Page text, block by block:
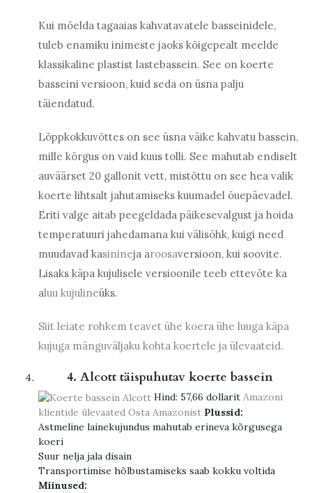
Kui mõelda tagaaias kahvatavatele basseinidele,
tuleb enamiku inimeste jaoks kõigepealt meelde
klassikaline plastist lastebassein. See on koerte
basseini versioon, kuid seda on üsna palju
täiendatud.
Lõppkokkuvõttes on see üsna väike kahvatu bassein,
mille kõrgus on vaid kuus tolli. See mahutab endiselt
auväärset 20 gallonit vett, mistõttu on see hea valik
koerte lihtsalt jahutamiseks kuumadel õuepäevadel.
Eriti valge aitab peegeldada päikesevalgust ja hoida
temperatuuri jahedamana kui välisõhk, kuigi need
muudavad kasinineja aroosaversioon, kui soovite.
Lisaks käpa kujulisele versioonile teeb ettevõte ka
aluu kujulineüks.
Siit leiate rohkem teavet ühe koera ühe luuga käpa
kujuga mänguväljaku kohta koertele ja ülevaateid.
4. Alcott täispuhutav koerte bassein
Hind: 57,66 dollarit Amazoni
klientide ülevaated Osta Amazonist Plussid:
Astmeline lainekujundus mahutab erineva kõrgusega
koeri
Suur nelja jala disain
Transportimise hõlbustamiseks saab kokku voltida
Miinused: